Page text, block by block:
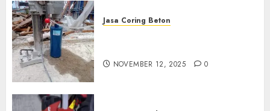
Jasa Coring Beton
NOVEMBER 12, 2025 0